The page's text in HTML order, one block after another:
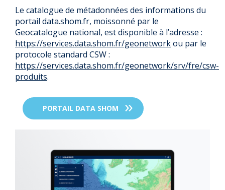
Le catalogue de métadonnées des informations du
portail data.shom.fr, moissonné par le
Geocatalogue national, est disponible à l’adresse :
https://services.data.shom.fr/geonetworkou par le
protocole standard CSW :
https://services.data.shom.fr/geonetwork/srv/fre/csw-
produits.
PORTAIL DATA SHOM